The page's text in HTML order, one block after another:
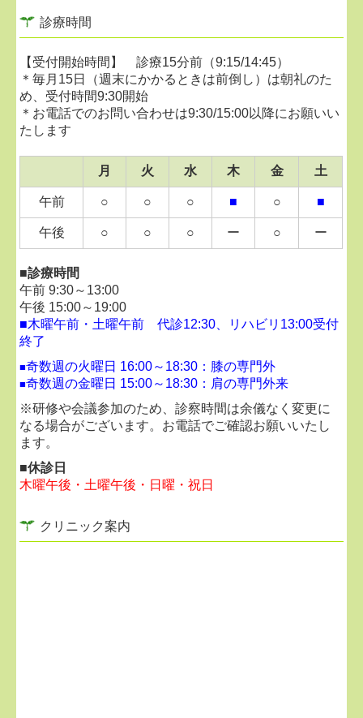
クリニック案内
足の専門外来につきましては、診療日は不定期となっ
最新の診察日程は、院内掲示おそびLINEにてご案内し
ております。
お気軽にお電話でお問い合わせください。
■2026.02.04...混み具合について
当院は比較的、待ち時間が多いクリニックとなって
おりますので、時間に十分な余裕をもってお越しく
途中退室も可能です。順番や目安時間などは、受付
へお気軽にお声かけください。
天候がすぐれない日は、比較的空いていることが多
いです。
代診時は比較的スムーズにご案内できることが多い
です。
最新の診察担当医師は、公式LINE（LINE
■ 2026.02.04...LINEによる問い合わせについて
返信にお時間いただくことがございます。
お急ぎの方は、診療時間内にお電話でお問い合わせく
ださい。
ご興味ありましたらお気軽にお問い合わせください。
診療時間
【受付開始時間】 診療15分前（9:15/14:45）
＊毎月15日（週末にかかるときは前倒し）は朝礼のた
め、受付時間9:30開始
＊お電話でのお問い合わせは9:30/15:00以降にお願いい
たします
月 火 水 木 金 土
午前 ○ ○ ○ ■ ○ ■
午後 ○ ○ ○ ー ○ ー
■診療時間
午前 9:30～13:00
午後 15:00～19:00
■木曜午前・土曜午前 代診12:30、リハビリ13:00受付
終了
■奇数週の火曜日 16:00～18:30：膝の専門外
■奇数週の金曜日 15:00～18:30： 肩の専門外来
※研修や会議参加のため、診察時間は余儀なく変更に
なる場合がございます。お電話でご確認お願いいたし
ます。
■休診日
木曜午後・土曜午後・日曜・祝日